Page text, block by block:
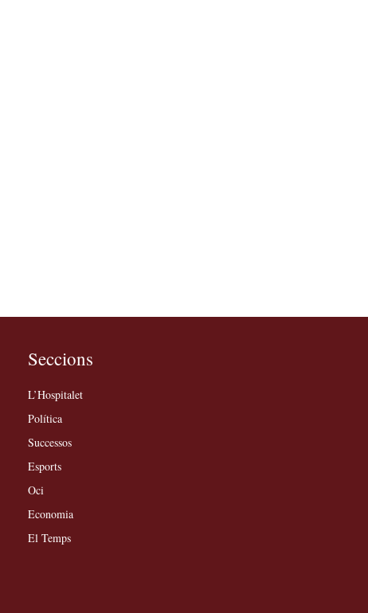
Seccions
L’Hospitalet
Política
Successos
Esports
Oci
Economia
El Temps